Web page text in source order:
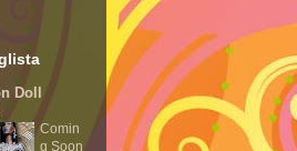
Doll
Comin
g Soon